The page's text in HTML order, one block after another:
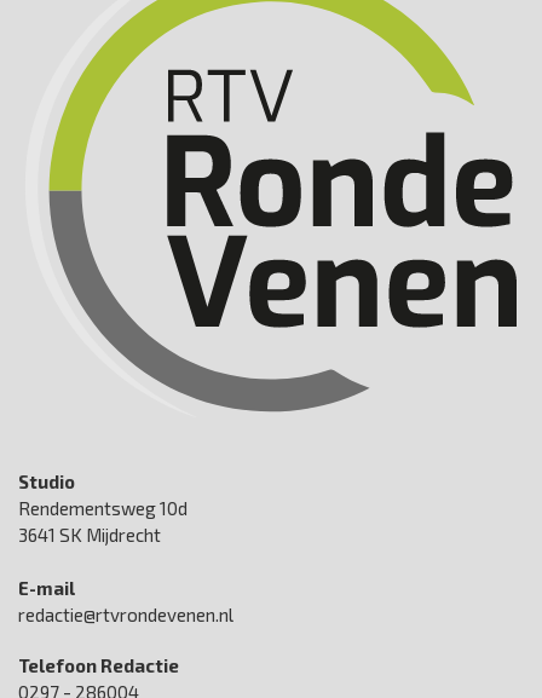
Studio
Rendementsweg 10d
3641 SK Mijdrecht
E-mail
redactie@rtvrondevenen.nl
Telefoon Redactie
0297 - 286004